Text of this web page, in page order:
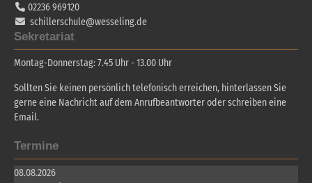
02236 969120
schillerschule@wesseling.de
Sekretariat
Montag-Donnerstag: 7.45 Uhr - 13.00 Uhr
Sollten Sie keinen persönlich telefonisch erreichen, hinterlassen Sie
gerne eine Nachricht auf dem Anrufbeantworter oder schreiben eine
Email.
Termine
08.08.2026